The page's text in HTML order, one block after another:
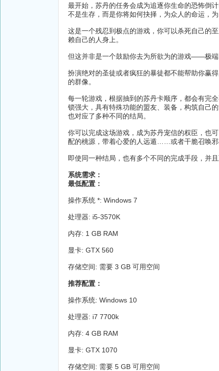
最开始，苏丹的任务会成为追逐你生命的恐怖倒
不是生存，而是你将如何抉择，为众人的命运，
这是一个残忍到极点的游戏，你可以杀死自己的
赖自己的人身上。
但这并非是一个鼓励你去为所欲为的游戏——极
扮演绝对的圣徒或者疯狂的暴徒都不能帮助你赢
的群像。
每一轮游戏，根据抽到的苏丹卡顺序，都会有完
锁强大，具有特殊功能的盟友、装备，构筑自己
也对应了多种不同的结局。
你可以完成这场游戏，成为苏丹宠信的权臣，也
配的桃源，带着心爱的人远遁……或者干脆召唤
即使同一种结局，也有多个不同的完成手段，并
系统需求：
最低配置：
操作系统 *: Windows 7
处理器: i5-3570K
内存: 1 GB RAM
显卡: GTX 560
存储空间: 需要 3 GB 可用空间
推荐配置：
操作系统: Windows 10
处理器: i7 7700k
内存: 4 GB RAM
显卡: GTX 1070
存储空间: 需要 5 GB 可用空间